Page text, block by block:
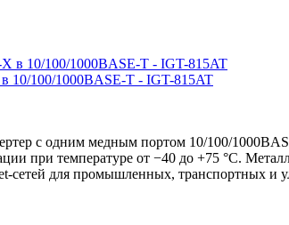
10/100/1000BASE-T - IGT-815AT
с одним медным портом 10/100/
при температуре от −40 до +75 °C.
сетей для промышленных, транспортных и